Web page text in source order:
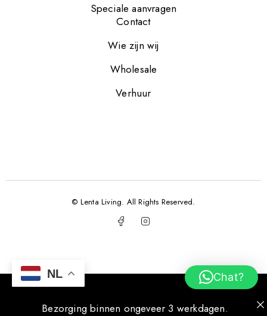
Speciale aanvragen
Contact
Wie zijn wij
Wholesale
Verhuur
© Lenta Living. All Rights Reserved.
Bezorging binnen ongeveer 3 werkdagen.
NL Chat?